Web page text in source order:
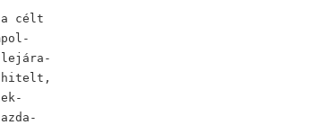
a célt
lejára-
hitelt,